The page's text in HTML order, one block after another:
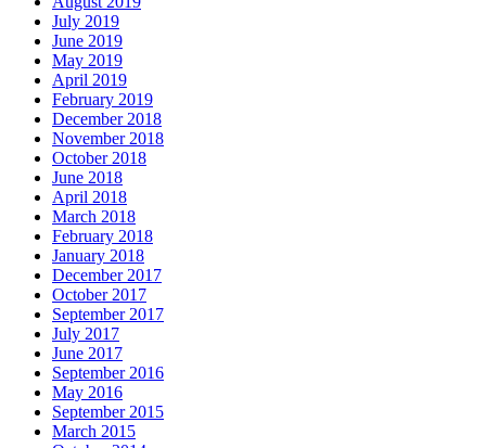
July 2019
June 2019
May 2019
April 2019
February 2019
December 2018
November 2018
October 2018
June 2018
April 2018
March 2018
February 2018
January 2018
December 2017
October 2017
September 2017
July 2017
June 2017
September 2016
May 2016
September 2015
March 2015